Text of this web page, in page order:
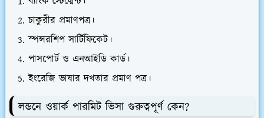
চাকুরীর প্রমাণপত্র।
স্পন্সরশিপ সার্টিফিকেট।
পাসপোর্ট ও এনআইডি কার্ড।
ইংরেজি ভাষার দখতার প্রমাণ পত্র।
লন্ডনে ওয়ার্ক পারমিট ভিসা গুরুত্বপূর্ণ কেন?